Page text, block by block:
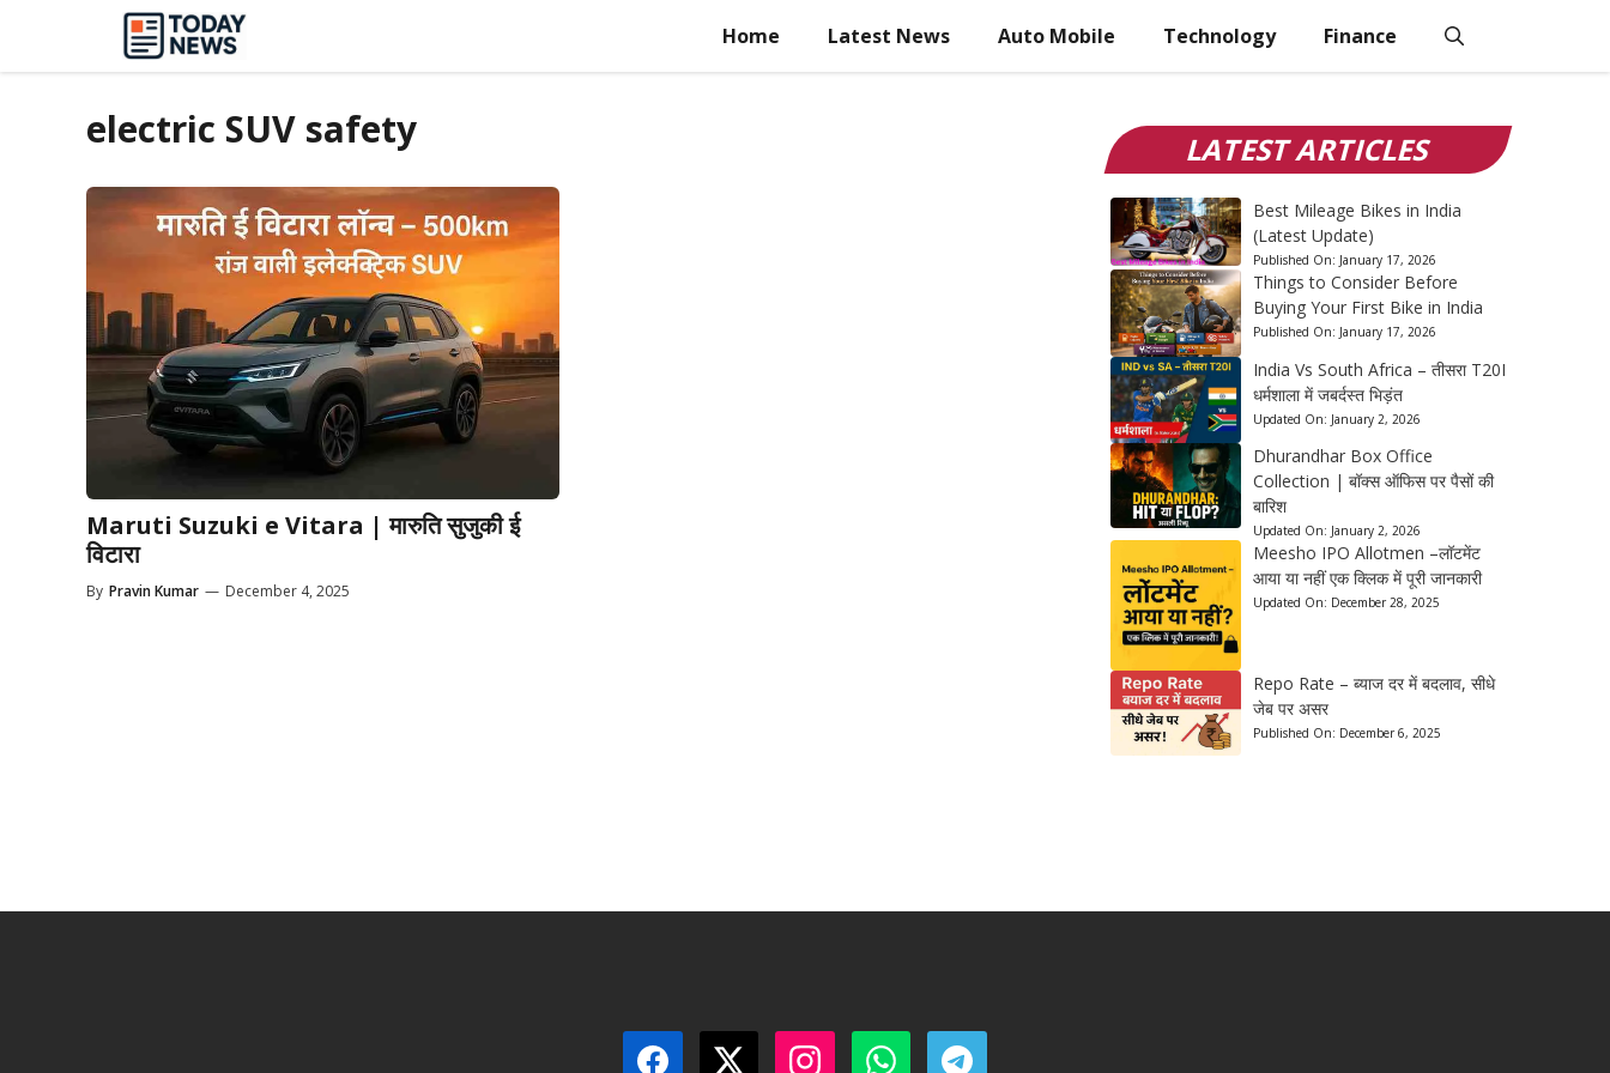
content
Home Latest News Auto Mobile Technology Finance
electric SUV safety
Maruti Suzuki e Vitara | मारुति सुजुकी ई
विटारा
By Pravin Kumar — December 4, 2025
LATEST ARTICLES
Best Mileage Bikes in India
(Latest Update)
Published On: January 17, 2026
Things to Consider Before
Buying Your First Bike in India
Published On: January 17, 2026
India Vs South Africa – तीसरा T20I
धर्मशाला में जबर्दस्त भिड़ंत
Updated On: January 2, 2026
Dhurandhar Box Office
Collection | बॉक्स ऑफिस पर पैसों की
बारिश
Updated On: January 2, 2026
Meesho IPO Allotmen –लॉटमेंट
आया या नहीं एक क्लिक में पूरी जानकारी
Updated On: December 28, 2025
Repo Rate – ब्याज दर में बदलाव, सीधे
जेब पर असर
Published On: December 6, 2025